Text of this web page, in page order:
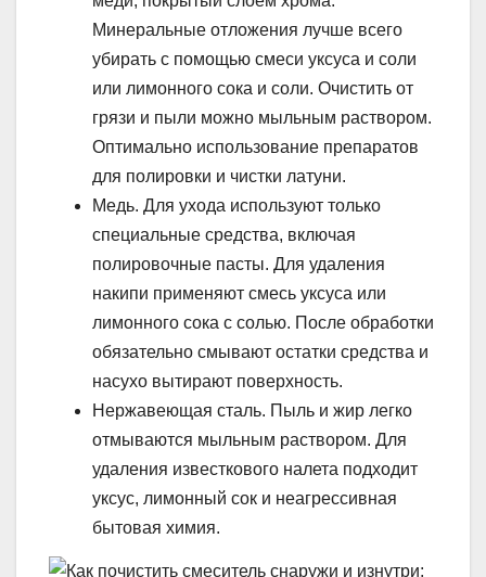
Минеральные отложения лучше всего
убирать с помощью смеси уксуса и соли
или лимонного сока и соли. Очистить от
грязи и пыли можно мыльным раствором.
Оптимально использование препаратов
для полировки и чистки латуни.
Медь. Для ухода используют только
специальные средства, включая
полировочные пасты. Для удаления
накипи применяют смесь уксуса или
лимонного сока с солью. После обработки
обязательно смывают остатки средства и
насухо вытирают поверхность.
Нержавеющая сталь. Пыль и жир легко
отмываются мыльным раствором. Для
удаления известкового налета подходит
уксус, лимонный сок и неагрессивная
бытовая химия.